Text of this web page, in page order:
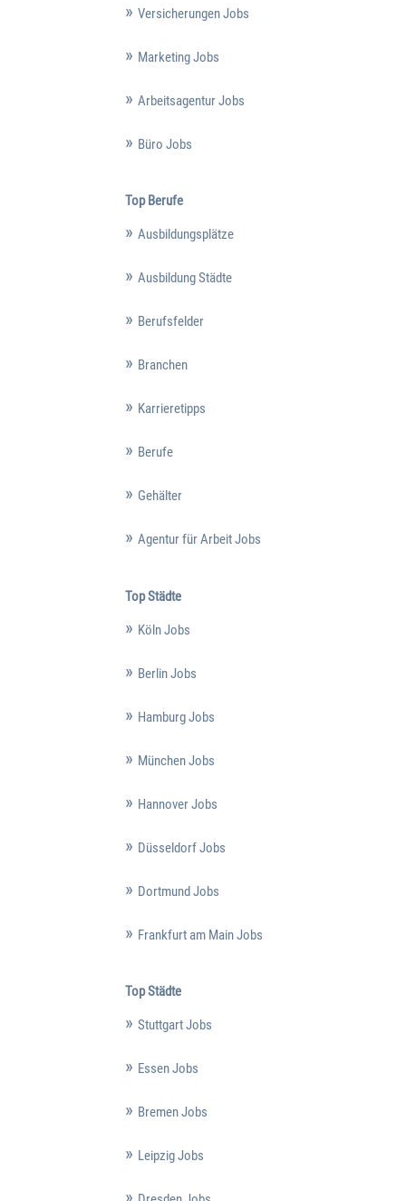
Versicherungen Jobs
Marketing Jobs
Arbeitsagentur Jobs
Büro Jobs
Top Berufe
Ausbildungsplätze
Ausbildung Städte
Berufsfelder
Branchen
Karrieretipps
Berufe
Gehälter
Agentur für Arbeit Jobs
Top Städte
Köln Jobs
Berlin Jobs
Hamburg Jobs
München Jobs
Hannover Jobs
Düsseldorf Jobs
Dortmund Jobs
Frankfurt am Main Jobs
Top Städte
Stuttgart Jobs
Essen Jobs
Bremen Jobs
Leipzig Jobs